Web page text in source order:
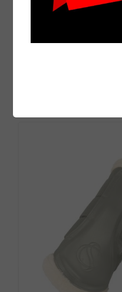
Ochraniacze
Navy,